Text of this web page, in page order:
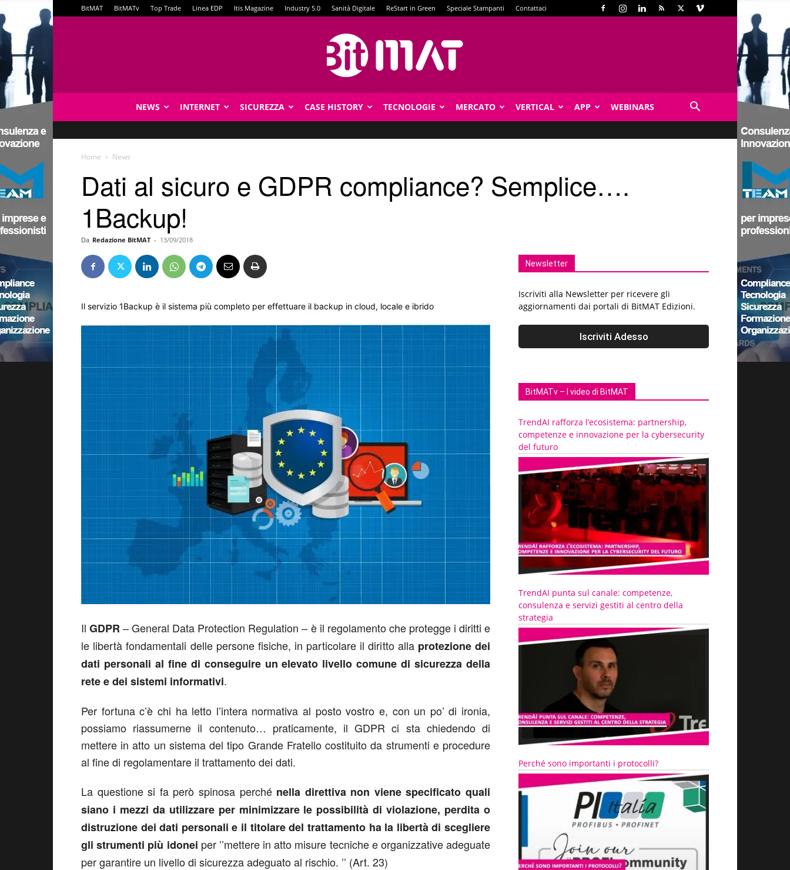
BitMAT BitMATv Top Trade Linea EDP Itis Magazine Industry 5.0 Sanità Digitale ReStart in Green Speciale Stampanti Contattaci
NEWS INTERNET SICUREZZA CASE HISTORY TECNOLOGIE MERCATO VERTICAL APP WEBINARS
Home News
Dati al sicuro e GDPR compliance? Semplice….
1Backup!
Da Redazione BitMAT - 13/09/2018
Il servizio 1Backup è il sistema più completo per effettuare il backup in cloud, locale e ibrido
IlGDPR– General Data Protection Regulation – è il regolamento che protegge i diritti e
le libertà fondamentali delle persone fisiche, in particolare il diritto alla protezione dei
dati personali al fine di conseguire un elevato livello comune di sicurezza della
rete e dei sistemi informativi.
Per fortuna c’è chi ha letto l’intera normativa al posto vostro e, con un po’ di ironia,
possiamo riassumerne il contenuto… praticamente, il GDPR ci sta chiedendo di
mettere in atto un sistema del tipo Grande Fratello costituito da strumenti e procedure
al fine di regolamentare il trattamento dei dati.
La questione si fa però spinosa perché nella direttiva non viene specificato quali
siano i mezzi da utilizzare per minimizzare le possibilità di violazione, perdita o
distruzione dei dati personali e il titolare del trattamento ha la libertà di scegliere
gli strumenti più idonei per ’’mettere in atto misure tecniche e organizzative adeguate
per garantire un livello di sicurezza adeguato al rischio. ’’ (Art. 23)
Newsletter
Iscriviti alla Newsletter per ricevere gli
aggiornamenti dai portali di BitMAT Edizioni.
BitMATv – I video di BitMAT
TrendAI rafforza l’ecosistema: partnership,
competenze e innovazione per la cybersecurity
del futuro
TrendAI punta sul canale: competenze,
consulenza e servizi gestiti al centro della
strategia
Perché sono importanti i protocolli?